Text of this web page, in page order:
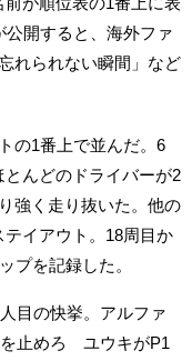
開すると、海外ファ
れられない瞬間」など
の1番上で並んだ。6
んどのドライバーが2
強く走り抜いた。他の
イアウト。18周目か
プを記録した。
目の快挙。アルファ
を止めろ ユウキがP1